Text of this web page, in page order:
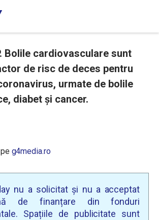
Bolile cardiovasculare sunt
de risc de deces pentru
urmate de bolile
diabet și cancer.
g4media.ro
nu a solicitat și nu a acceptat
de finanțare din fonduri
Spațiile de publicitate sunt